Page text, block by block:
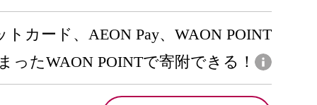
トカード、AEON Pay、WAON POINT
ったWAON POINTで寄附できる！